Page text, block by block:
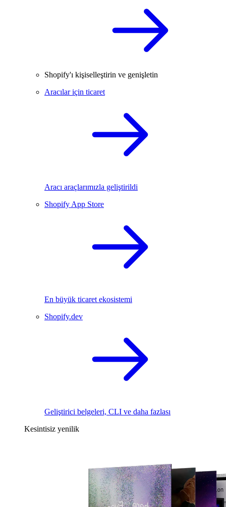
Shopify'ı kişiselleştirin ve genişletin
Aracılar için ticaret
Aracı araçlarımızla geliştirildi
Shopify App Store
En büyük ticaret ekosistemi
Shopify.dev
Geliştirici belgeleri, CLI ve daha fazlası
Kesintisiz yenilik